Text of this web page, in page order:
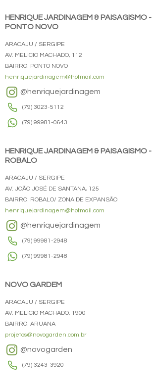
HENRIQUE JARDINAGEM & PAISAGISMO -
PONTO NOVO
ARACAJU / SERGIPE
AV. MELICIO MACHADO, 112
BAIRRO: PONTO NOVO
henriquejardinagem@hotmail.com
@henriquejardinagem
(79) 3023-5112
(79) 99981-0643
HENRIQUE JARDINAGEM & PAISAGISMO -
ROBALO
ARACAJU / SERGIPE
AV. JOÃO JOSÉ DE SANTANA, 125
BAIRRO: ROBALO/ ZONA DE EXPANSÃO
henriquejardinagem@hotmail.com
@henriquejardinagem
(79) 99981-2948
(79) 99981-2948
NOVO GARDEM
ARACAJU / SERGIPE
AV. MELICIO MACHADO, 1900
BAIRRO: ARUANA
projetos@novogarden.com.br
@novogarden
(79) 3243-3920